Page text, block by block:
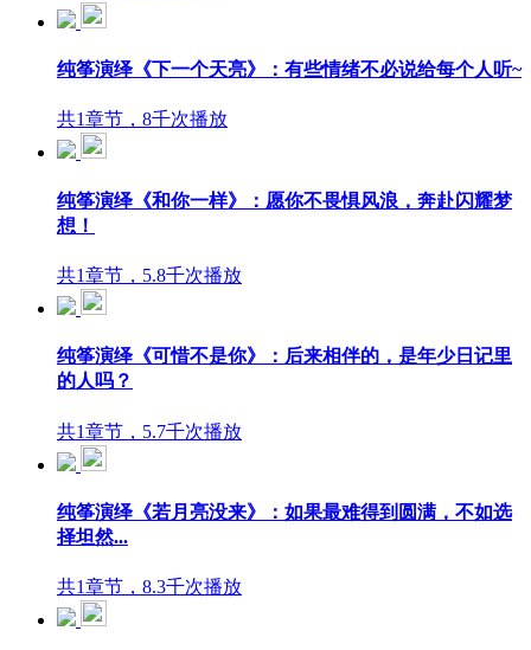
纯筝演绎《下一个天亮》：有些情绪不必说给每个人听~
共1章节，8千次播放
纯筝演绎《和你一样》：愿你不畏惧风浪，奔赴闪耀梦
想！
共1章节，5.8千次播放
纯筝演绎《可惜不是你》：后来相伴的，是年少日记里
的人吗？
共1章节，5.7千次播放
纯筝演绎《若月亮没来》：如果最难得到圆满，不如选
择坦然...
共1章节，8.3千次播放